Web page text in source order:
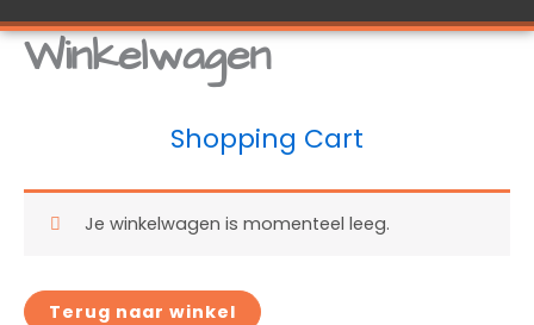
Winkelwagen
Shopping Cart
Je winkelwagen is momenteel leeg.
Terug naar winkel